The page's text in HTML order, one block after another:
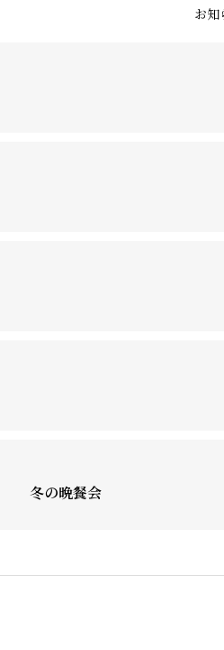
お知
冬の晩餐会